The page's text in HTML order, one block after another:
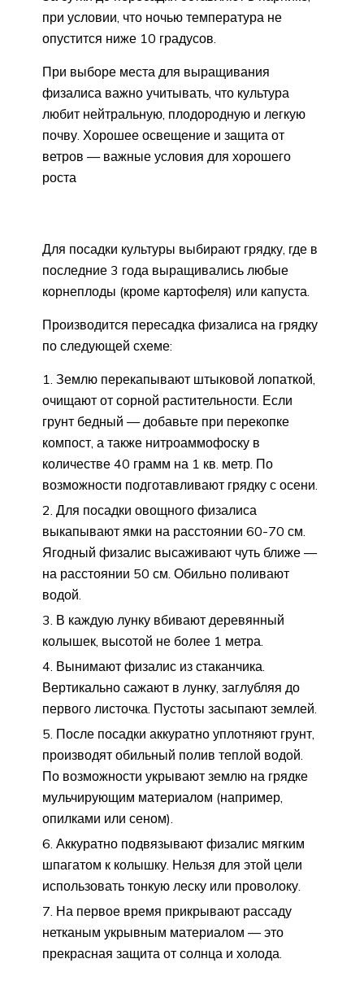
при условии, что ночью температура не
опустится ниже 10 градусов.
При выборе места для выращивания
физалиса важно учитывать, что культура
любит нейтральную, плодородную и легкую
почву. Хорошее освещение и защита от
ветров — важные условия для хорошего
роста
Для посадки культуры выбирают грядку, где в
последние 3 года выращивались любые
корнеплоды (кроме картофеля) или капуста.
Производится пересадка физалиса на грядку
по следующей схеме:
Землю перекапывают штыковой лопаткой,
очищают от сорной растительности. Если
грунт бедный — добавьте при перекопке
компост, а также нитроаммофоску в
количестве 40 грамм на 1 кв. метр. По
возможности подготавливают грядку с осени.
Для посадки овощного физалиса
выкапывают ямки на расстоянии 60-70 см.
Ягодный физалис высаживают чуть ближе —
на расстоянии 50 см. Обильно поливают
водой.
В каждую лунку вбивают деревянный
колышек, высотой не более 1 метра.
Вынимают физалис из стаканчика.
Вертикально сажают в лунку, заглубляя до
первого листочка. Пустоты засыпают землей.
После посадки аккуратно уплотняют грунт,
производят обильный полив теплой водой.
По возможности укрывают землю на грядке
мульчирующим материалом (например,
опилками или сеном).
Аккуратно подвязывают физалис мягким
шпагатом к колышку. Нельзя для этой цели
использовать тонкую леску или проволоку.
На первое время прикрывают рассаду
нетканым укрывным материалом — это
прекрасная защита от солнца и холода.